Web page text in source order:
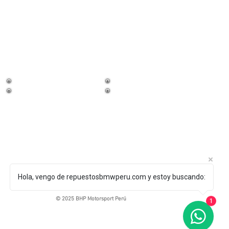
© 2025 BHP Motorsport Perú
Hola, vengo de repuestosbmwperu.com y estoy buscando:
1